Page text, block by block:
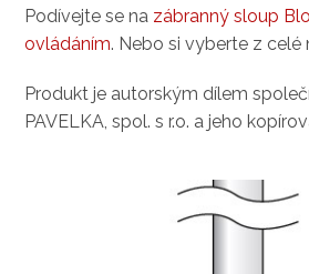
Podívejte se na zábranný sloup
ovládáním. Nebo si vyberte z celé
Produkt je autorským dílem
PAVELKA, spol. s r.o. a jeho